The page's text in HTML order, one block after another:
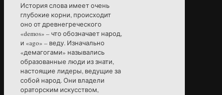
История слова имеет очень
глубокие корни, происходит
оно от древнегреческого
«demos» – что обозначает народ,
и «ago» – веду. Изначально
«демагогами» назывались
образованные люди из знати,
настоящие лидеры, ведущие за
собой народ. Они владели
ораторским искусством,